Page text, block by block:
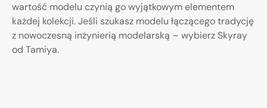
wartość modelu czynią go wyjątkowym elementem
każdej kolekcji. Jeśli szukasz modelu łączącego tradycję
z nowoczesną inżynierią modelarską – wybierz Skyray
od Tamiya.